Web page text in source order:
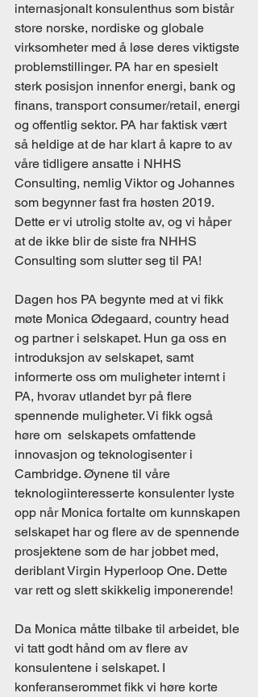
internasjonalt konsulenthus som bistår
store norske, nordiske og globale
virksomheter med å løse deres viktigste
problemstillinger. PA har en spesielt
sterk posisjon innenfor energi, bank og
finans, transport consumer/retail, energi
og offentlig sektor. PA har faktisk vært
så heldige at de har klart å kapre to av
våre tidligere ansatte i NHHS
Consulting, nemlig Viktor og Johannes
som begynner fast fra høsten 2019.
Dette er vi utrolig stolte av, og vi håper
at de ikke blir de siste fra NHHS
Consulting som slutter seg til PA!
Dagen hos PA begynte med at vi fikk
møte Monica Ødegaard, country head
og partner i selskapet. Hun ga oss en
introduksjon av selskapet, samt
informerte oss om muligheter internt i
PA, hvorav utlandet byr på flere
spennende muligheter. Vi fikk også
høre om  selskapets omfattende
innovasjon og teknologisenter i
Cambridge. Øynene til våre
teknologiinteresserte konsulenter lyste
opp når Monica fortalte om kunnskapen
selskapet har og flere av de spennende
prosjektene som de har jobbet med,
deriblant Virgin Hyperloop One. Dette
var rett og slett skikkelig imponerende!
Da Monica måtte tilbake til arbeidet, ble
vi tatt godt hånd om av flere av
konsulentene i selskapet. I
konferanserommet fikk vi høre korte